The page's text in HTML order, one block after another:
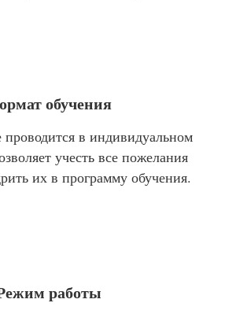
обучения
проводится в индивидуальном
учесть все пожелания
их в программу обучения.
работы